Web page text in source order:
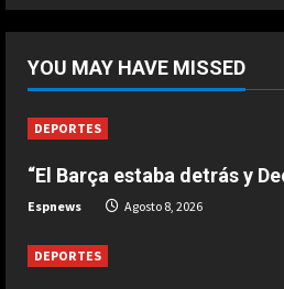
5
“Dejadle
Agosto 8, 2026
DEPORTES
YOU MAY HAVE MISSED
DEPORTES
“El Barça estaba detrás y
Espnews Agosto 8, 2026
DEPORTES